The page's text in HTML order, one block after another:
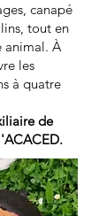
canapé
tout en
animal. À
les
à quatre
de